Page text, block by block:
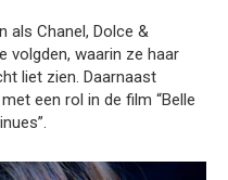
als Chanel, Dolce &
volgden, waarin ze haar
liet zien. Daarnaast
een rol in de film “Belle